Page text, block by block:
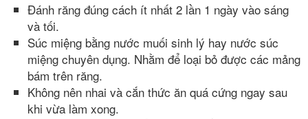
Đánh răng đúng cách ít nhất 2 lần 1 ngày vào sáng
và tối.
Súc miệng bằng nước muối sinh lý hay nước súc
miệng chuyên dụng. Nhằm để loại bỏ được các mảng
bám trên răng.
Không nên nhai và cắn thức ăn quá cứng ngay sau
khi vừa làm xong.